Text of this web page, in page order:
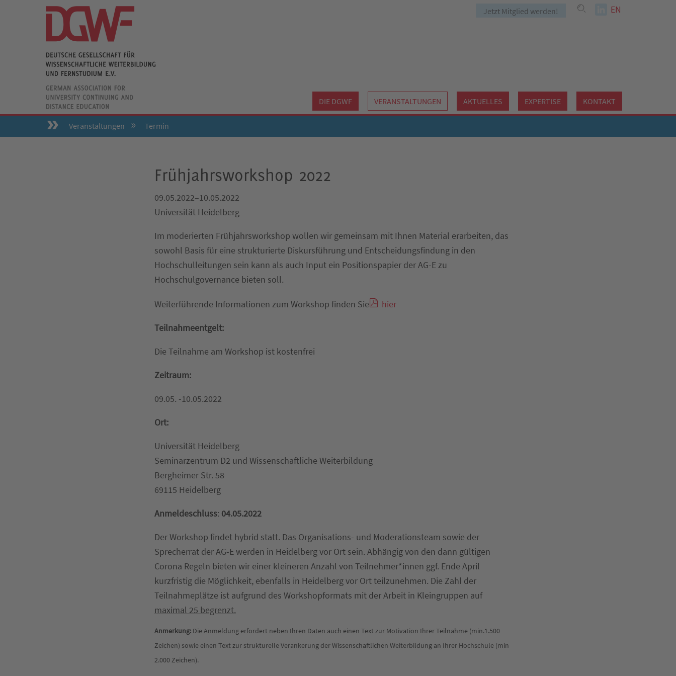
Jetzt Mitglied werden! EN
DIE DGWF VERANSTALTUNGEN AKTUELLES EXPERTISE KONTAKT
Veranstaltungen Termin
Frühjahrsworkshop 2022
09.05.2022–10.05.2022
Universität Heidelberg
Im moderierten Frühjahrsworkshop wollen wir gemeinsam mit Ihnen Material erarbeiten, das
sowohl Basis für eine strukturierte Diskursführung und Entscheidungsfindung in den
Hochschulleitungen sein kann als auch Input ein Positionspapier der AG-E zu
Hochschulgovernance bieten soll.
Weiterführende Informationen zum Workshop finden Sie hier
Teilnahmeentgelt:
Die Teilnahme am Workshop ist kostenfrei
Zeitraum:
09.05. -10.05.2022
Ort:
Universität Heidelberg
Seminarzentrum D2 und Wissenschaftliche Weiterbildung
Bergheimer Str. 58
69115 Heidelberg
Anmeldeschluss: 04.05.2022
Der Workshop findet hybrid statt. Das Organisations- und Moderationsteam sowie der
Sprecherrat der AG-E werden in Heidelberg vor Ort sein. Abhängig von den dann gültigen
Corona Regeln bieten wir einer kleineren Anzahl von Teilnehmer*innen ggf. Ende April
kurzfristig die Möglichkeit, ebenfalls in Heidelberg vor Ort teilzunehmen. Die Zahl der
Teilnahmeplätze ist aufgrund des Workshopformats mit der Arbeit in Kleingruppen auf
maximal 25 begrenzt.
Anmerkung:Die Anmeldung erfordert neben Ihren Daten auch einen Text zur Motivation Ihrer Teilnahme (min.1.500
Zeichen) sowie einen Text zur strukturelle Verankerung der Wissenschaftlichen Weiterbildung an Ihrer Hochschule (min
2.000 Zeichen).